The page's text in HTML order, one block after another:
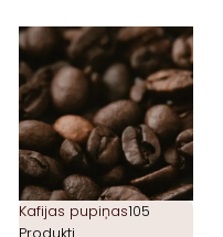
Kafijas pupiņas105
Produkti